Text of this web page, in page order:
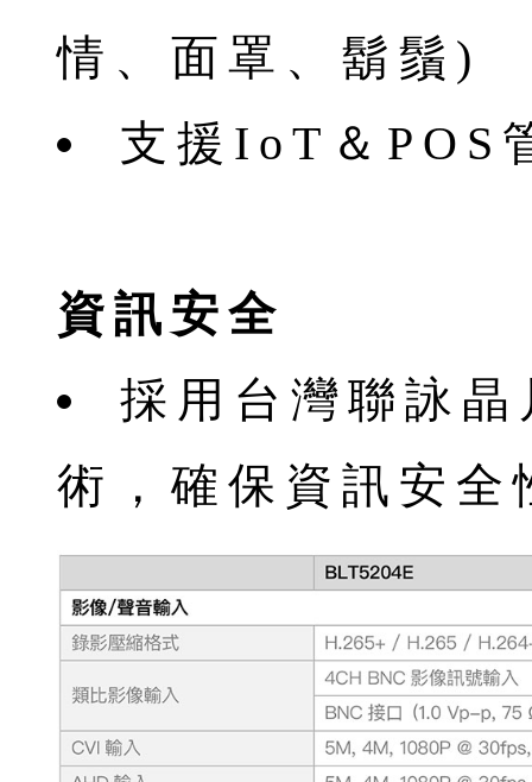
情、⾯罩、鬍鬚)
⽀援IoT＆POS
資訊安全
採⽤台灣聯詠
術，確保資訊安全